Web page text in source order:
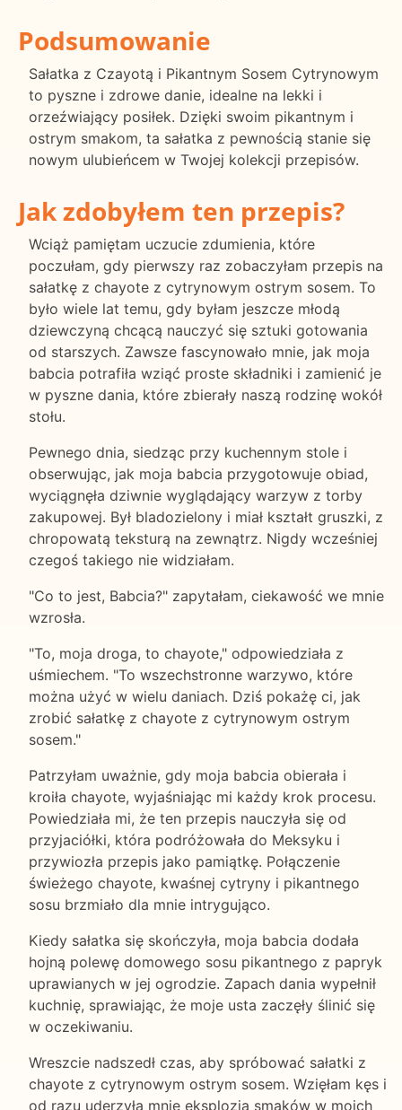
Podsumowanie
Sałatka z Czayotą i Pikantnym Sosem Cytrynowym
to pyszne i zdrowe danie, idealne na lekki i
orzeźwiający posiłek. Dzięki swoim pikantnym i
ostrym smakom, ta sałatka z pewnością stanie się
nowym ulubieńcem w Twojej kolekcji przepisów.
Jak zdobyłem ten przepis?
Wciąż pamiętam uczucie zdumienia, które
poczułam, gdy pierwszy raz zobaczyłam przepis na
sałatkę z chayote z cytrynowym ostrym sosem. To
było wiele lat temu, gdy byłam jeszcze młodą
dziewczyną chcącą nauczyć się sztuki gotowania
od starszych. Zawsze fascynowało mnie, jak moja
babcia potrafiła wziąć proste składniki i zamienić je
w pyszne dania, które zbierały naszą rodzinę wokół
stołu.
Pewnego dnia, siedząc przy kuchennym stole i
obserwując, jak moja babcia przygotowuje obiad,
wyciągnęła dziwnie wyglądający warzyw z torby
zakupowej. Był bladozielony i miał kształt gruszki, z
chropowatą teksturą na zewnątrz. Nigdy wcześniej
czegoś takiego nie widziałam.
"Co to jest, Babcia?" zapytałam, ciekawość we mnie
wzrosła.
"To, moja droga, to chayote," odpowiedziała z
uśmiechem. "To wszechstronne warzywo, które
można użyć w wielu daniach. Dziś pokażę ci, jak
zrobić sałatkę z chayote z cytrynowym ostrym
sosem."
Patrzyłam uważnie, gdy moja babcia obierała i
kroiła chayote, wyjaśniając mi każdy krok procesu.
Powiedziała mi, że ten przepis nauczyła się od
przyjaciółki, która podróżowała do Meksyku i
przywiozła przepis jako pamiątkę. Połączenie
świeżego chayote, kwaśnej cytryny i pikantnego
sosu brzmiało dla mnie intrygująco.
Kiedy sałatka się skończyła, moja babcia dodała
hojną polewę domowego sosu pikantnego z papryk
uprawianych w jej ogrodzie. Zapach dania wypełnił
kuchnię, sprawiając, że moje usta zaczęły ślinić się
w oczekiwaniu.
Wreszcie nadszedł czas, aby spróbować sałatki z
chayote z cytrynowym ostrym sosem. Wzięłam kęs i
od razu uderzyła mnie eksplozja smaków w moich